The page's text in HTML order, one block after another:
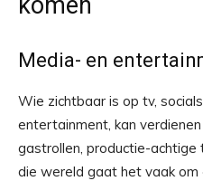
Media- en
Wie zichtbaar is op tv,
entertainment, kan
gastrollen, productie-
die wereld gaat het vaak